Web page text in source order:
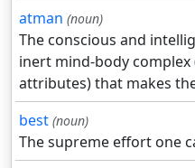
atman (noun)
The conscious and
inert mind-body
attributes) that makes
best (noun)
The supreme effort one